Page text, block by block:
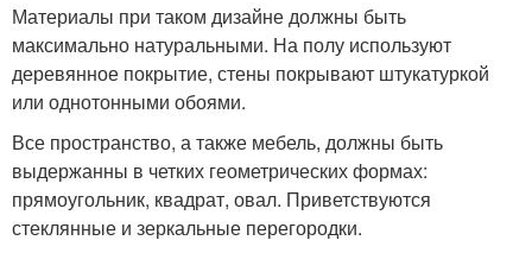
Материалы при таком дизайне должны быть
максимально натуральными. На полу используют
деревянное покрытие, стены покрывают штукатуркой
или однотонными обоями.
Все пространство, а также мебель, должны быть
выдержанны в четких геометрических формах:
прямоугольник, квадрат, овал. Приветствуются
стеклянные и зеркальные перегородки.